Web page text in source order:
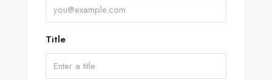
Title